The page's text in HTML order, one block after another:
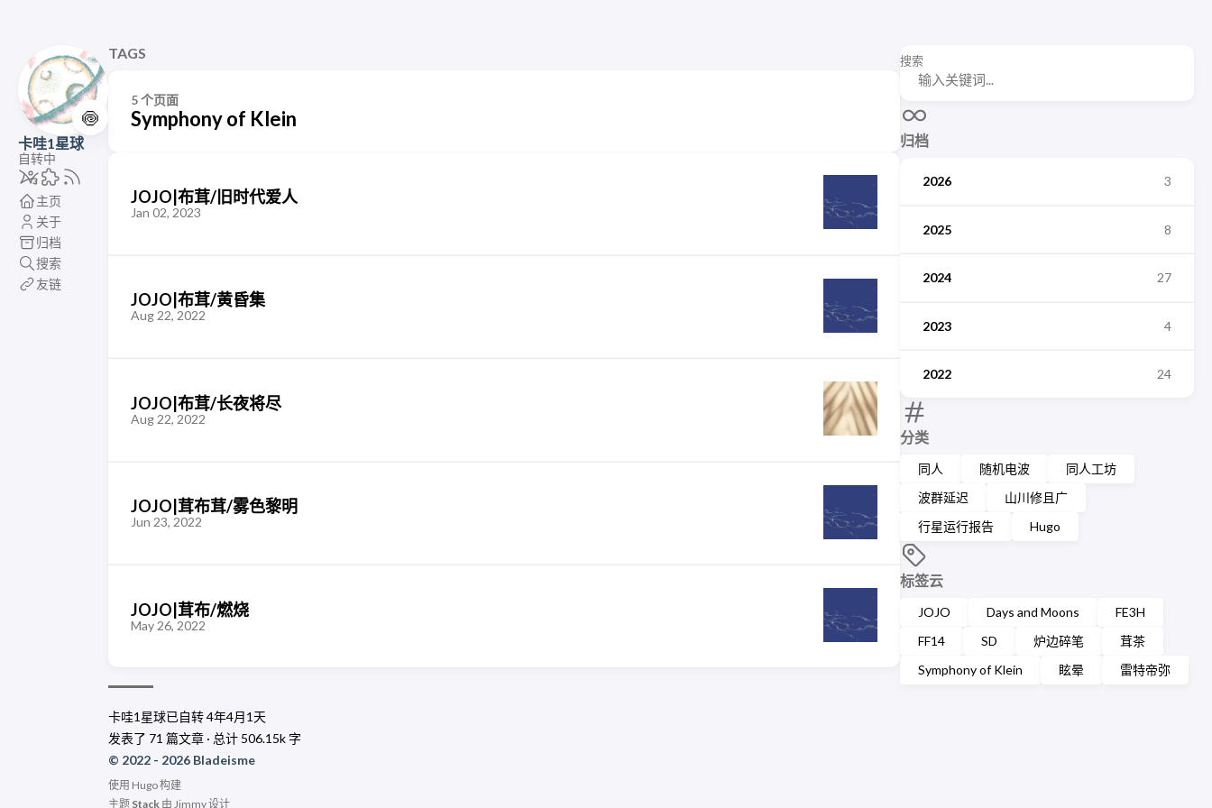
🍥
卡哇1星球
自转中
主页
关于
归档
搜索
友链
搜索
归档
2026 3
2025 8
2024 27
2023 4
2022 24
分类
同人 随机电波
同人工坊
波群延迟
山川修且广
行星运行报告
Hugo
标签云
JOJO Days and Moons
FE3H
FF14
SD 炉边碎笔
茸茶
Symphony of Klein
眩晕 雷特帝弥
TAGS
5 个页面
Symphony of Klein
JOJO|布茸/旧时代爱人
Jan 02, 2023
JOJO|布茸/黄昏集
Aug 22, 2022
JOJO|布茸/长夜将尽
Aug 22, 2022
JOJO|茸布茸/雾色黎明
Jun 23, 2022
JOJO|茸布/燃烧
May 26, 2022
卡哇1星球已自转4年4月1天
发表了 71 篇文章 · 总计 506.15k 字
© 2022 - 2026 Bladeisme
使用 Hugo构建
主题 Stack 由 Jimmy设计